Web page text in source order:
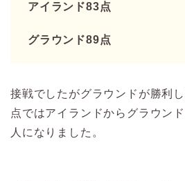
アイランド83点
グラウンド89点
接戦でしたがグラウンドが勝利
点ではアイランドからグラウン
人になりました。